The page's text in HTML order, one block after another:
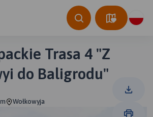
Trasa 4 "Z
do Baligrodu"
Wołkowyja